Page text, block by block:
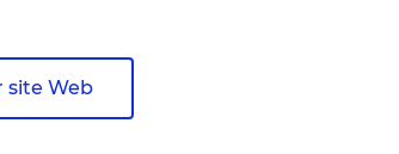
site Web